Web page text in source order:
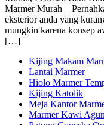
Marmer Murah –
eksterior anda yang
mungkin karena konsep
[…]
Kijing Makam
Lantai Marmer
Hiolo Marmer
Kijing Katolik
Meja Kantor
Marmer Kawi